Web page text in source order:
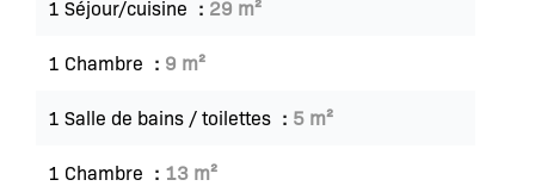
1 Séjour/cuisine 29 m²
1 Chambre 9 m²
1 Salle de bains / toilettes 5 m²
1 Chambre 13 m²